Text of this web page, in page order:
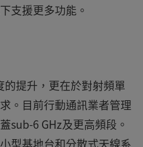
支援更多功能。
的提升，更在於對射頻單
。目前行動通訊業者管理
sub-6 GHz及更高頻段。